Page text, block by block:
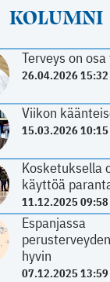
KOLUMNI
Terveys on
26.04.2026 15:32
Viikon
15.03.2026 10:15
Kosketuksella
käyttöä
11.12.2025 09:58
Espanjassa
hyvin
07.12.2025 13:59